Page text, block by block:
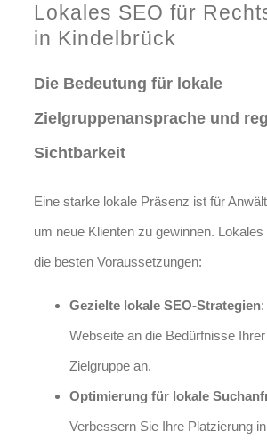
Lokales SEO für
in Kindelbrück
Die Bedeutung für lokale
Zielgruppenansprache und
Sichtbarkeit
Eine starke lokale Präsenz ist für
um neue Klienten zu gewinnen.
die besten Voraussetzungen:
Gezielte lokale SEO-Strategien
Webseite an die Bedürfnisse
Zielgruppe an.
Optimierung für lokale
Verbessern Sie Ihre Platzierung